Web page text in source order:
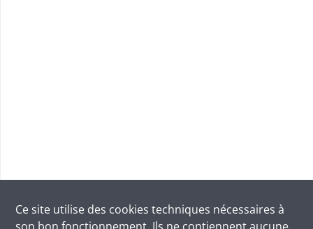
Ce site utilise des cookies techniques nécessaires à